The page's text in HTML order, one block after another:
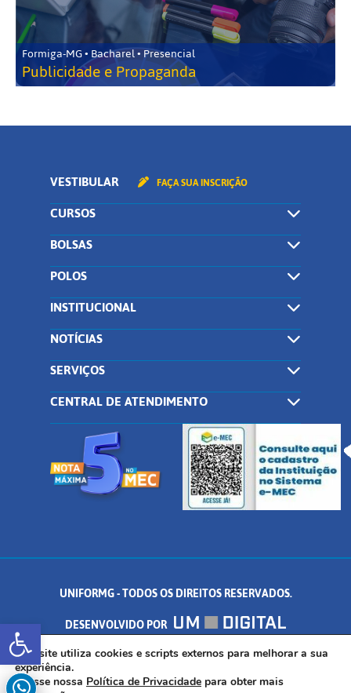
Abrir a barra de ferramentas
Formiga-MG • Bacharel • Presencial
Publicidade e Propaganda
VESTIBULAR FAÇA SUA INSCRIÇÃO
CURSOS
BOLSAS
POLOS
INSTITUCIONAL
NOTÍCIAS
SERVIÇOS
CENTRAL DE ATENDIMENTO
UNIFORMG - TODOS OS DIREITOS RESERVADOS.
DESENVOLVIDO POR
AV. DR. ARNALDO DE SENNA, 328 - PALMEIRAS, FORMIGA/MG - CEP:
35.574.530
Este site utiliza cookies e scripts externos para melhorar a sua
experiência.
Acesse nossa Política de Privacidade para obter mais